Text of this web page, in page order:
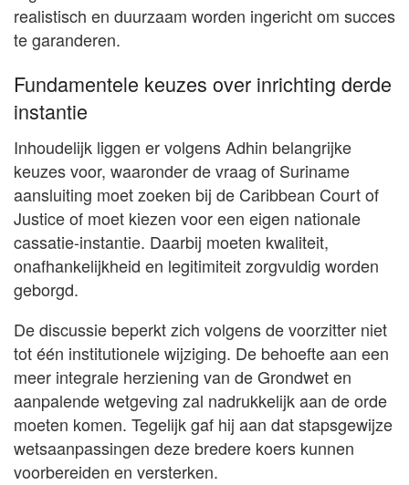
realistisch en duurzaam worden ingericht om succes
te garanderen.
Fundamentele keuzes over inrichting derde
instantie
Inhoudelijk liggen er volgens Adhin belangrijke
keuzes voor, waaronder de vraag of Suriname
aansluiting moet zoeken bij de Caribbean Court of
Justice of moet kiezen voor een eigen nationale
cassatie-instantie. Daarbij moeten kwaliteit,
onafhankelijkheid en legitimiteit zorgvuldig worden
geborgd.
De discussie beperkt zich volgens de voorzitter niet
tot één institutionele wijziging. De behoefte aan een
meer integrale herziening van de Grondwet en
aanpalende wetgeving zal nadrukkelijk aan de orde
moeten komen. Tegelijk gaf hij aan dat stapsgewijze
wetsaanpassingen deze bredere koers kunnen
voorbereiden en versterken.